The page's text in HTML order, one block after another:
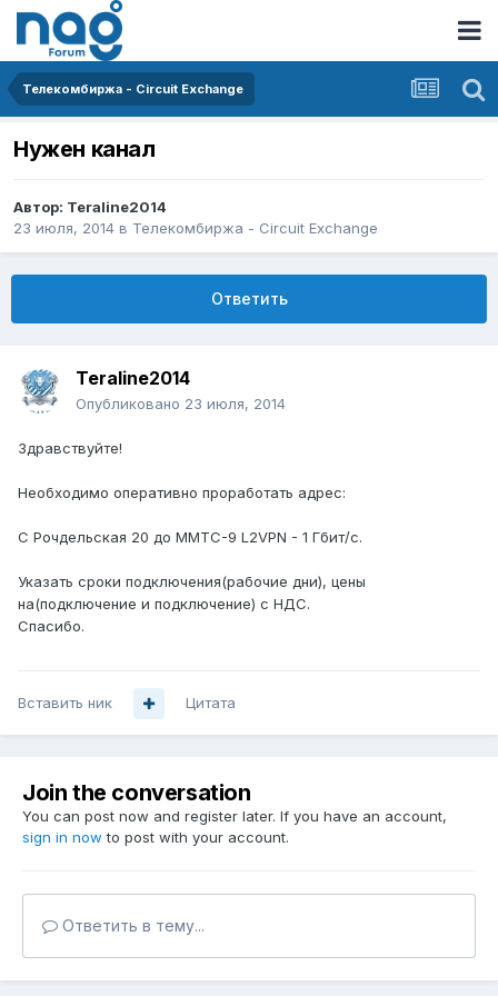
Телекомбиржа - Circuit Exchange
Нужен канал
Автор: Teraline2014
23 июля, 2014 в Телекомбиржа - Circuit Exchange
Ответить
Teraline2014
Опубликовано 23 июля, 2014
Здравствуйте!
Необходимо оперативно проработать адрес:
С Рочдельская 20 до ММТС-9 L2VPN - 1 Гбит/с.
Указать сроки подключения(рабочие дни), цены
на(подключение и подключение) с НДС.
Спасибо.
Вставить ник Цитата
Join the conversation
You can post now and register later. If you have an account,
sign in now to post with your account.
Ответить в тему...